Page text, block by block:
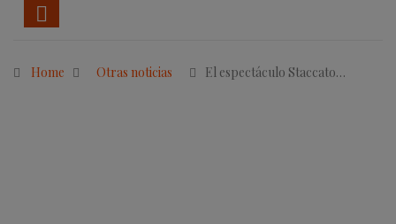
Home Otras noticias El espectáculo Staccato…